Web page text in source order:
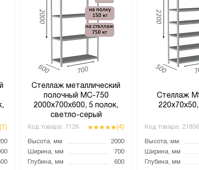
(1)
Стеллаж металлический
полочный МС-750
2000х700х600, 5 полок,
светло-серый
Код товара: 7126 (4)
Высота, мм
2000
Ширина, мм
700
Глубина, мм
600
Стеллаж
Код товара:
Высота, мм
Ширина, мм
Глубина, мм